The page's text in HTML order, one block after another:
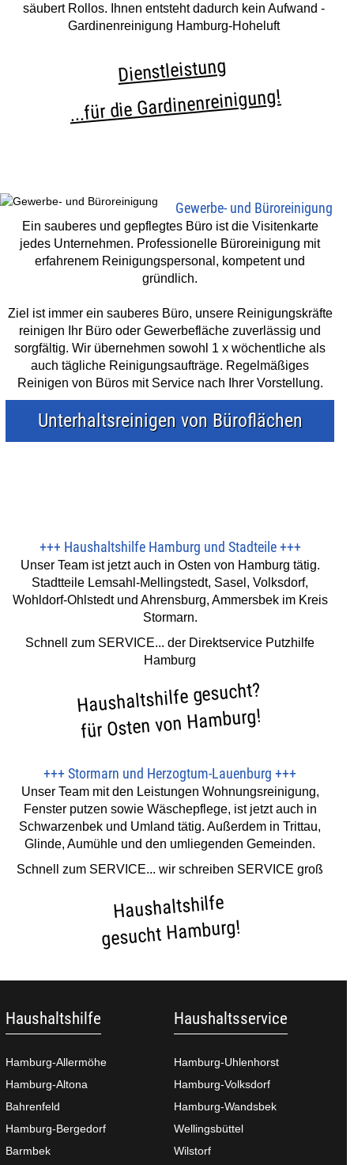
säubert Rollos. Ihnen entsteht dadurch kein Aufwand -
Gardinenreinigung Hamburg-Hoheluft
Dienstleistung
...für die Gardinenreinigung!
Gewerbe- und Büroreinigung
Ein sauberes und gepflegtes Büro ist die Visitenkarte
jedes Unternehmen. Professionelle Büroreinigung mit
erfahrenem Reinigungspersonal, kompetent und
gründlich.
Ziel ist immer ein sauberes Büro, unsere Reinigungskräfte
reinigen Ihr Büro oder Gewerbefläche zuverlässig und
sorgfältig. Wir übernehmen sowohl 1 x wöchentliche als
auch tägliche Reinigungsaufträge. Regelmäßiges
Reinigen von Büros mit Service nach Ihrer Vorstellung.
Unterhaltsreinigen von Büroflächen
+++ Haushaltshilfe Hamburg und Stadteile+++
Unser Team ist jetzt auch in Osten von Hamburg tätig.
Stadtteile Lemsahl-Mellingstedt, Sasel, Volksdorf,
Wohldorf-Ohlstedt und Ahrensburg, Ammersbek im Kreis
Stormarn.
Schnell zum SERVICE... der Direktservice Putzhilfe
Hamburg
Haushaltshilfe gesucht?
für Osten von Hamburg!
+++Stormarn und Herzogtum-Lauenburg +++
Unser Team mit den Leistungen Wohnungsreinigung,
Fenster putzen sowie Wäschepflege, ist jetzt auch in
Schwarzenbek und Umland tätig. Außerdem in Trittau,
Glinde, Aumühle und den umliegenden Gemeinden.
Schnell zum SERVICE... wir schreiben SERVICE groß
Haushaltshilfe
gesucht Hamburg!
Haushaltshilfe
Hamburg-Allermöhe
Hamburg-Altona
Bahrenfeld
Hamburg-Bergedorf
Barmbek
Haushaltsservice
Hamburg-Uhlenhorst
Hamburg-Volksdorf
Hamburg-Wandsbek
Wellingsbüttel
Wilstorf